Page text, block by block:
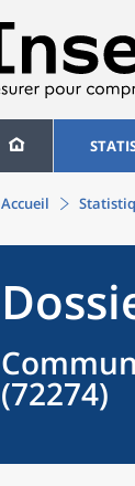
Accueil
(72274)